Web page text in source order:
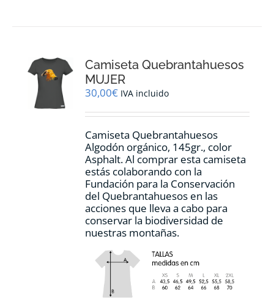
Camiseta Quebrantahuesos
MUJER
30,00€ IVA incluido
Camiseta Quebrantahuesos
Algodón orgánico, 145gr., color
Asphalt. Al comprar esta camiseta
estás colaborando con la
Fundación para la Conservación
del Quebrantahuesos en las
acciones que lleva a cabo para
conservar la biodiversidad de
nuestras montañas.